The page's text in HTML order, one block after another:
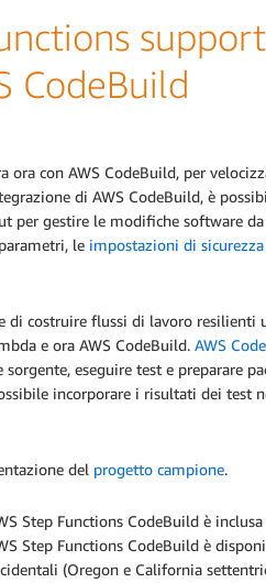
CodeBuild
ora con AWS CodeBuild, per
di AWS CodeBuild, è
per gestire le modifiche software
le impostazioni di
di costruire flussi di lavoro resilienti
e ora AWS CodeBuild. AWS
eseguire test e preparare
incorporare i risultati dei
del progetto campione.
Step Functions CodeBuild è inclusa
Step Functions CodeBuild è
(Oregon e California